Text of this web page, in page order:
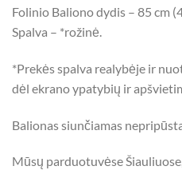
Folinio Baliono dydis – 85 cm
Spalva – *rožinė.
*Prekės spalva realybėje ir
dėl ekrano ypatybių ir
Balionas siunčiamas
Mūsų parduotuvėse